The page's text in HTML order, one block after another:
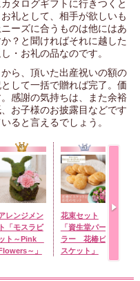
タログギフトに行きつくと
礼として、相手が欲しいも
ーズに合うものは他にはあ
？と聞ければそれに越した
・お礼の品なのです。
ら、頂いた出産祝いの額の
して一括で贈れば完了。価
感謝の気持ちは、また余裕
お子様のお披露目などです
ると言えるでしょう。
レンジメン
ト「モスラビ
ット～Pink
Flowers～」
花束セット
「資生堂パー
ラー 花椿ビ
スケット」